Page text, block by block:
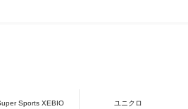
Sports XEBIO
ユニクロ